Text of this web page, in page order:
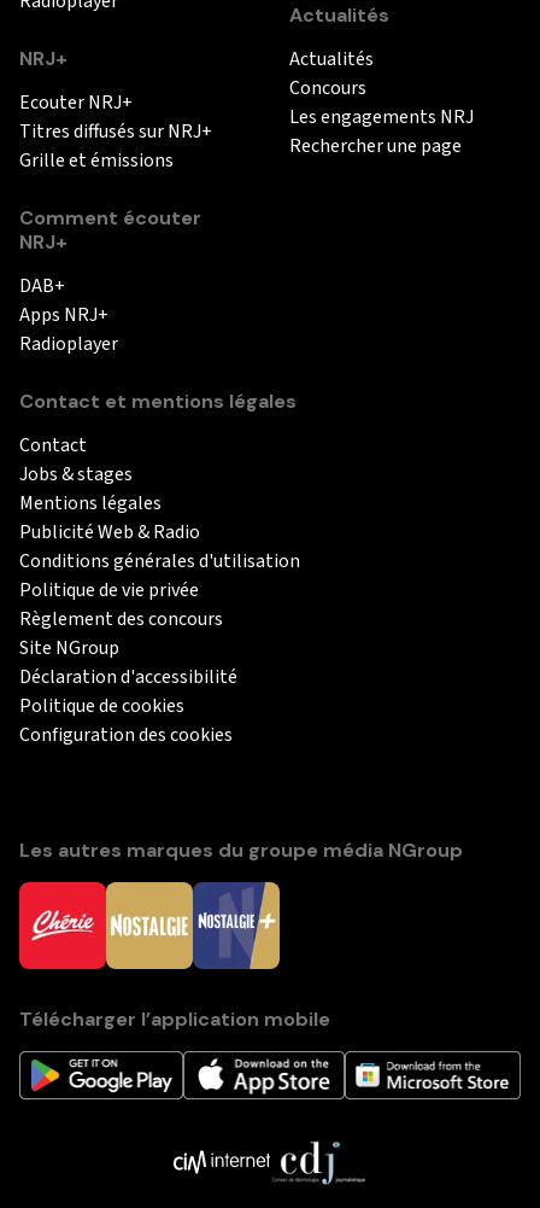
NRJ+
Ecouter NRJ+
Titres diffusés sur NRJ+
Grille et émissions
Comment écouter
NRJ+
DAB+
Apps NRJ+
Radioplayer
Actualités
Actualités
Concours
Les engagements NRJ
Rechercher une page
Contact et mentions légales
Contact
Jobs & stages
Mentions légales
Publicité Web & Radio
Conditions générales d'utilisation
Politique de vie privée
Règlement des concours
Site NGroup
Déclaration d'accessibilité
Politique de cookies
Configuration des cookies
Les autres marques du groupe média NGroup
Télécharger l’application mobile